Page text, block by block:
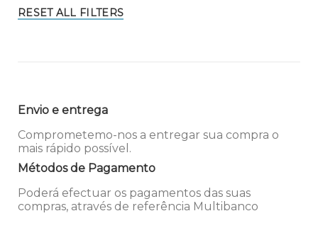
RESET ALL FILTERS
Envio e entrega
Comprometemo-nos a entregar sua compra o
mais rápido possível.
Métodos de Pagamento
Poderá efectuar os pagamentos das suas
compras, através de referência Multibanco